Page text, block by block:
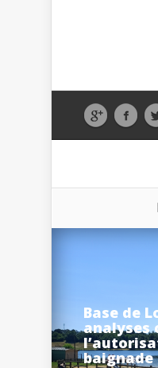
Base de
analyses
baignade